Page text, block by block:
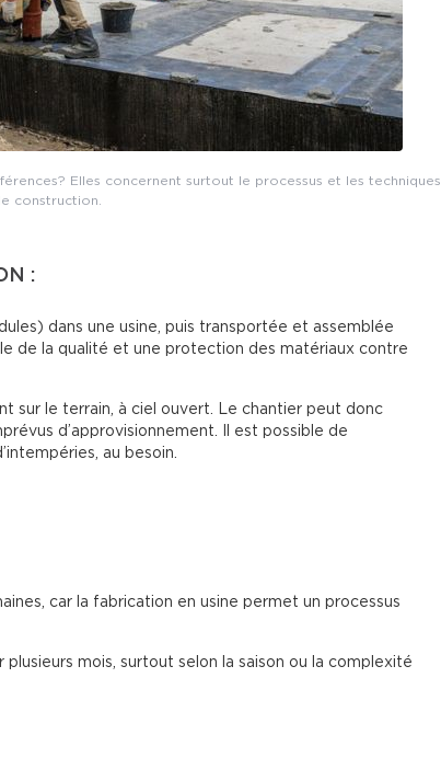
Elles concernent surtout le processus et les techniques
construction.
:
dans une usine, puis transportée et assemblée
de la qualité et une protection des matériaux contre
sur le terrain, à ciel ouvert. Le chantier peut donc
d’approvisionnement. Il est possible de
au besoin.
car la fabrication en usine permet un processus
plusieurs mois, surtout selon la saison ou la complexité